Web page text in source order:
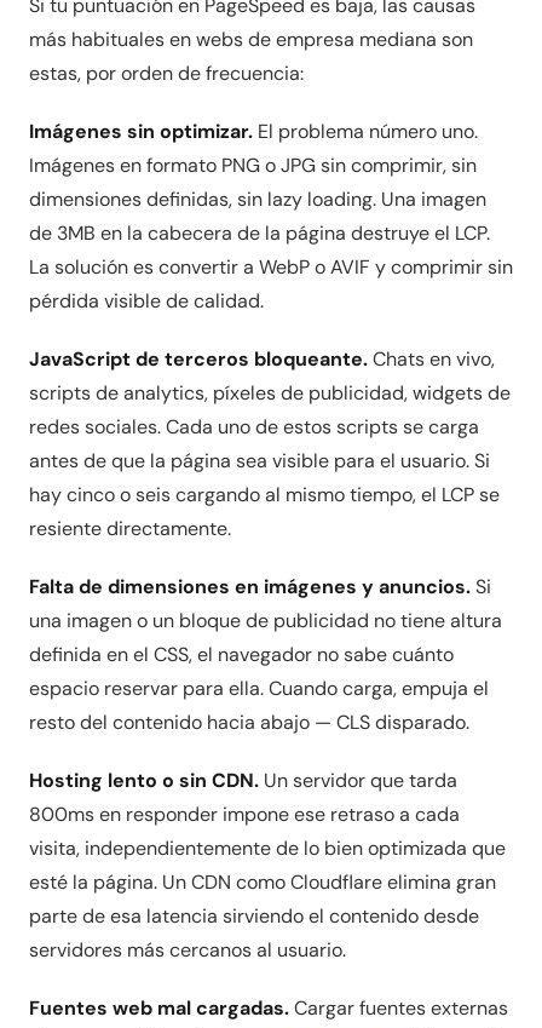
Si tu puntuación en PageSpeed es baja, las causas
más habituales en webs de empresa mediana son
estas, por orden de frecuencia:
Imágenes sin optimizar. El problema número uno.
Imágenes en formato PNG o JPG sin comprimir, sin
dimensiones definidas, sin lazy loading. Una imagen
de 3MB en la cabecera de la página destruye el LCP.
La solución es convertir a WebP o AVIF y comprimir sin
pérdida visible de calidad.
JavaScript de terceros bloqueante.Chats en vivo,
scripts de analytics, píxeles de publicidad, widgets de
redes sociales. Cada uno de estos scripts se carga
antes de que la página sea visible para el usuario. Si
hay cinco o seis cargando al mismo tiempo, el LCP se
resiente directamente.
Falta de dimensiones en imágenes y anuncios.Si
una imagen o un bloque de publicidad no tiene altura
definida en el CSS, el navegador no sabe cuánto
espacio reservar para ella. Cuando carga, empuja el
resto del contenido hacia abajo — CLS disparado.
Hosting lento o sin CDN. Un servidor que tarda
800ms en responder impone ese retraso a cada
visita, independientemente de lo bien optimizada que
esté la página. Un CDN como Cloudflare elimina gran
parte de esa latencia sirviendo el contenido desde
servidores más cercanos al usuario.
Fuentes web mal cargadas.Cargar fuentes externas